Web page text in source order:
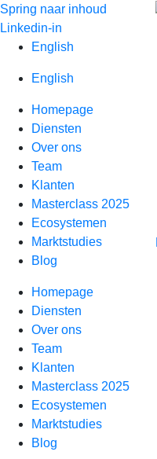
Spring naar inhoud
Linkedin-in
English
English
Homepage
Diensten
Over ons
Team
Klanten
Masterclass 2025
Ecosystemen
Marktstudies
Blog
Homepage
Diensten
Over ons
Team
Klanten
Masterclass 2025
Ecosystemen
Marktstudies
Blog